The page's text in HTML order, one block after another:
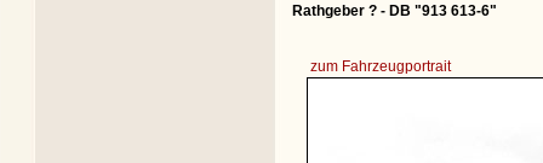
Rathgeber ? - DB "913 613-6"
zum Fahrzeugportrait